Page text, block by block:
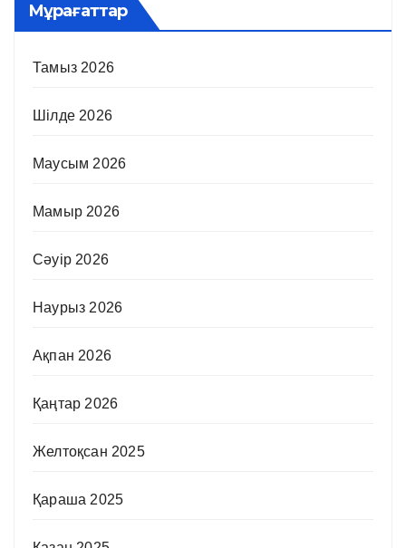
Мұрағаттар
Тамыз 2026
Шілде 2026
Маусым 2026
Мамыр 2026
Сәуір 2026
Наурыз 2026
Ақпан 2026
Қаңтар 2026
Желтоқсан 2025
Қараша 2025